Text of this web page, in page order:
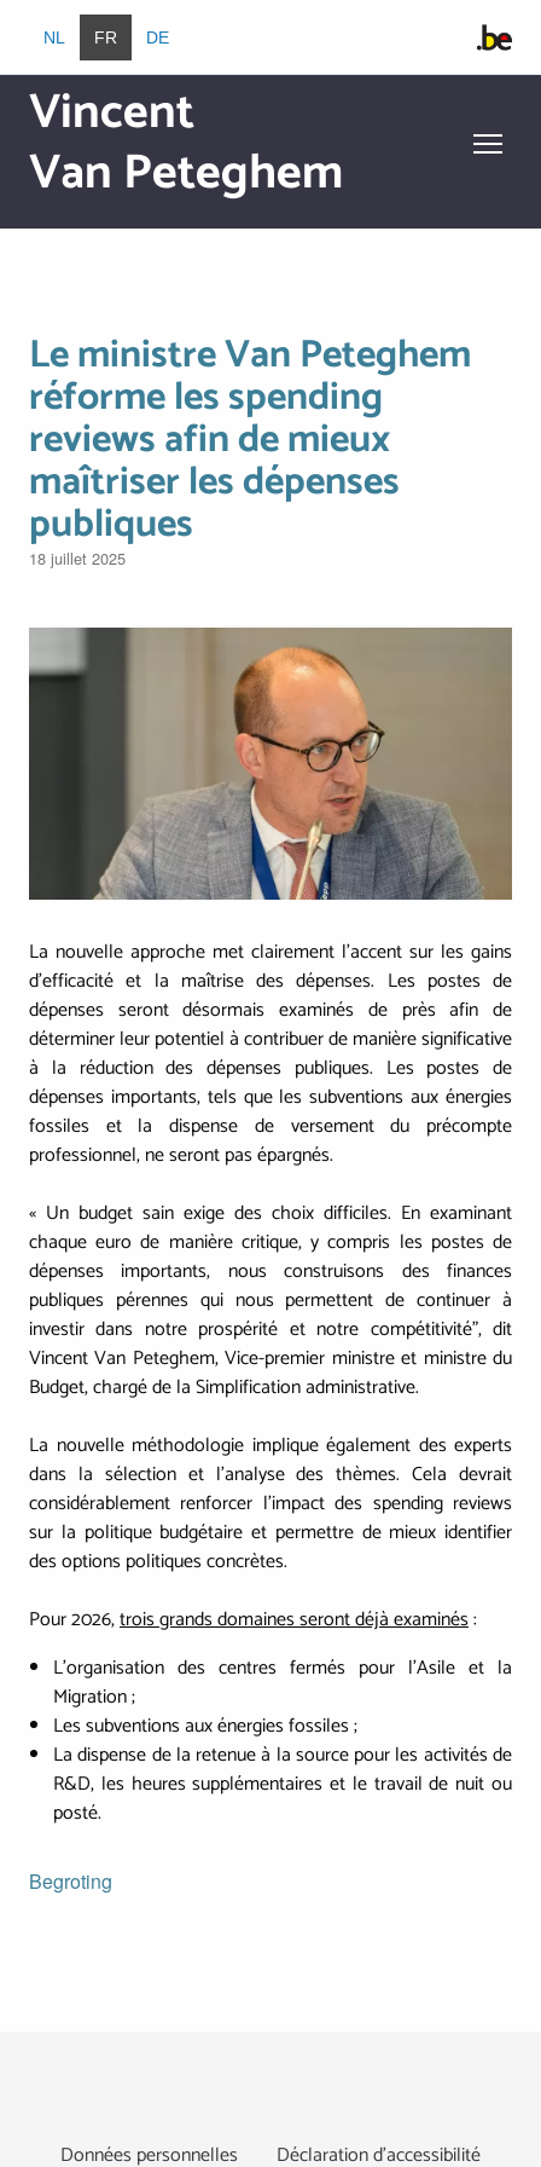
Aller au contenu principal
NL FR DE
Vincent
Van Peteghem
Le ministre Van Peteghem
réforme les spending
reviews afin de mieux
maîtriser les dépenses
publiques
18 juillet 2025
La nouvelle approche met clairement l'accent sur les gains
d'efficacité et la maîtrise des dépenses. Les postes de
dépenses seront désormais examinés de près afin de
déterminer leur potentiel à contribuer de manière significative
à la réduction des dépenses publiques. Les postes de
dépenses importants, tels que les subventions aux énergies
fossiles et la dispense de versement du précompte
professionnel, ne seront pas épargnés.
« Un budget sain exige des choix difficiles. En examinant
chaque euro de manière critique, y compris les postes de
dépenses importants, nous construisons des finances
publiques pérennes qui nous permettent de continuer à
investir dans notre prospérité et notre compétitivité", dit
Vincent Van Peteghem, Vice-premier ministre et ministre du
Budget, chargé de la Simplification administrative.
La nouvelle méthodologie implique également des experts
dans la sélection et l'analyse des thèmes. Cela devrait
considérablement renforcer l'impact des spending reviews
sur la politique budgétaire et permettre de mieux identifier
des options politiques concrètes.
Pour 2026,trois grands domaines seront déjà examinés:
L’organisation des centres fermés pour l’Asile et la
Migration ;
Les subventions aux énergies fossiles ;
La dispense de la retenue à la source pour les activités de
R&D, les heures supplémentaires et le travail de nuit ou
posté.
Begroting
Données personnelles Déclaration d’accessibilité